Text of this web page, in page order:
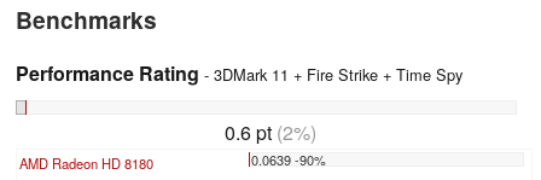
Benchmarks
Performance Rating - 3DMark 11 + Fire Strike + Time Spy
0.6 pt (2%)
AMD Radeon HD 8180 0.0639 -90%